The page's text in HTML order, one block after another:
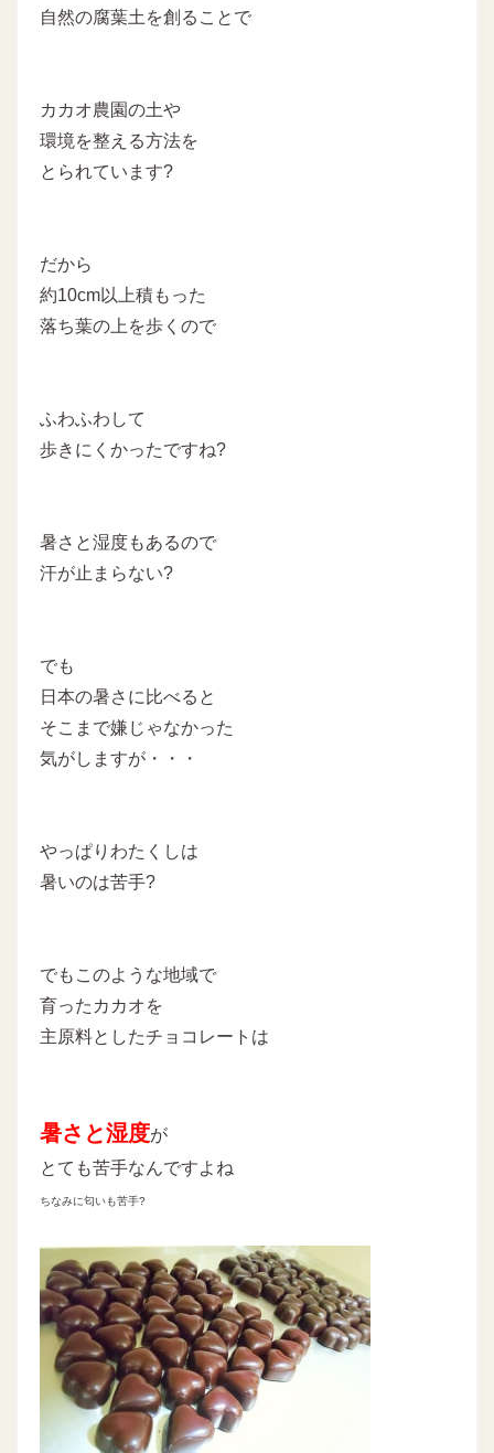
自然の腐葉土を創ることで
カカオ農園の土や
環境を整える方法を
とられています?
だから
約10cm以上積もった
落ち葉の上を歩くので
ふわふわして
歩きにくかったですね?
暑さと湿度もあるので
汗が止まらない?
でも
日本の暑さに比べると
そこまで嫌じゃなかった
気がしますが・・・
やっぱりわたくしは
暑いのは苦手?
でもこのような地域で
育ったカカオを
主原料としたチョコレートは
暑さと湿度が
とても苦手なんですよね
ちなみに匂いも苦手?